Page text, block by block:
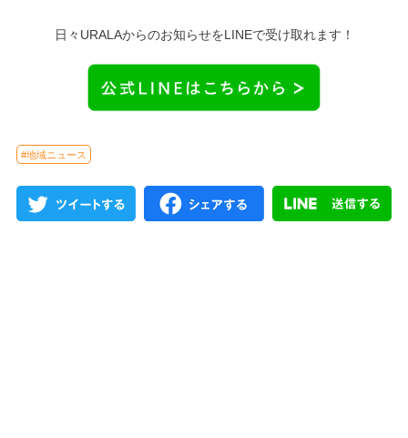
日々URALAからのお知らせをLINEで受け取れます！
#地域ニュース